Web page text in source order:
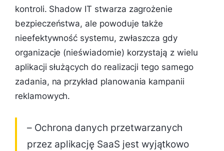
kontroli. Shadow IT stwarza zagrożenie
bezpieczeństwa, ale powoduje także
nieefektywność systemu, zwłaszcza gdy
organizacje (nieświadomie) korzystają z wielu
aplikacji służących do realizacji tego samego
zadania, na przykład planowania kampanii
reklamowych.
– Ochrona danych przetwarzanych
przez aplikację SaaS jest wyjątkowo